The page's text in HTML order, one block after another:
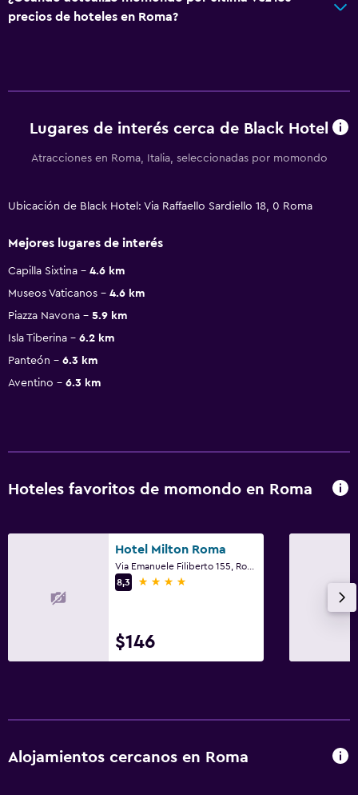
precios de hoteles en Roma?
Lugares de interés cerca de Black Hotel
Atracciones en Roma, Italia, seleccionadas por momondo
Ubicación de Black Hotel: Via Raffaello Sardiello 18, 0 Roma
Mejores lugares de interés
Capilla Sixtina
4.6 km
Museos Vaticanos
4.6 km
Piazza Navona
5.9 km
Isla Tiberina
6.2 km
Panteón
6.3 km
Aventino
6.3 km
Hoteles favoritos de momondo en Roma
Hotel Milton Roma
8,3
4 estrellas
$146
Alojamientos cercanos en Roma